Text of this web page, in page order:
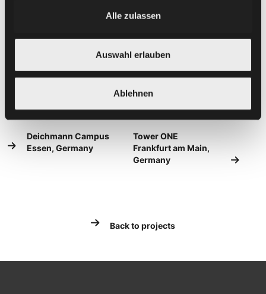
Alle zulassen
Auswahl erlauben
Ablehnen
Deichmann Campus
Essen, Germany
Tower ONE
Frankfurt am Main,
Germany
Back to projects